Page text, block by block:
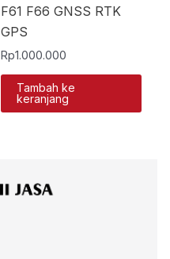
F61 F66 GNSS RTK
GPS
Rp1.000.000
Tambah ke
keranjang